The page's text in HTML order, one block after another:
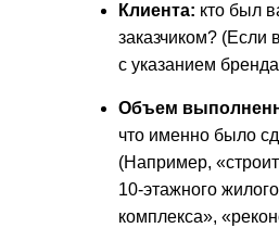
Клиента: кто был
заказчиком? (Если
с указанием
Объем
что именно было
(Например,
10-этажного жилого
комплекса»,